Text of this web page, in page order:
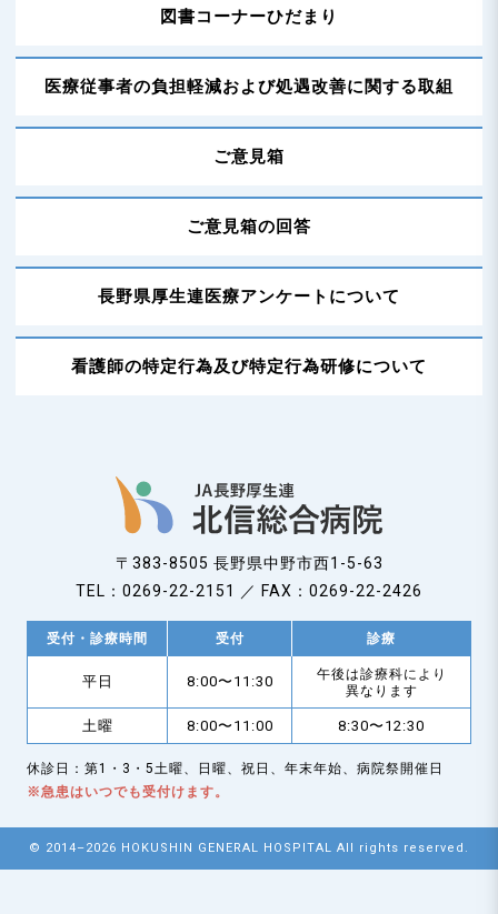
図書コーナーひだまり
医療従事者の負担軽減および処遇改善に関する取組
ご意見箱
ご意見箱の回答
長野県厚生連医療アンケートについて
看護師の特定行為及び特定行為研修について
〒383-8505 長野県中野市西1-5-63
TEL：0269-22-2151 ／ FAX：0269-22-2426
受付・診療時間 受付 診療
平日 8:00〜11:30
午後は診療科により
異なります
土曜 8:00〜11:00 8:30〜12:30
休診日：第1・3・5土曜、日曜、祝日、年末年始、病院祭開催日
※急患はいつでも受付けます。
© 2014–2026 HOKUSHIN GENERAL HOSPITAL All rights reserved.